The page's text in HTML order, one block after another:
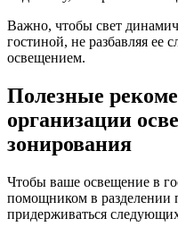
Важно, чтобы свет
гостиной, не разбавляя
освещением.
Полезные
организации
зонирования
Чтобы ваше освещение в
помощником в разделении
придерживаться